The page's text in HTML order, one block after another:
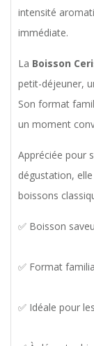
intensité
immédiate.
La Boisson
petit-déjeuner,
Son format
un moment
Appréciée pour
dégustation,
boissons
✅ Boisson
✅ Format
✅ Idéale pour